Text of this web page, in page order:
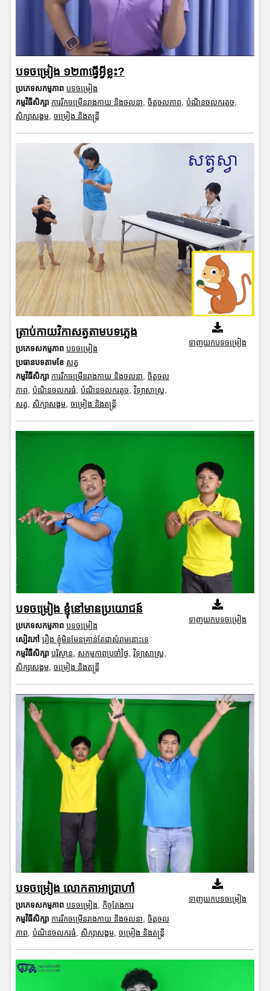
បទចម្រៀង ១២៣ធ្វើអ្វីខ្លះ?
ប្រភេទសកម្មភាព បទចម្រៀង
កម្មវិធីសិក្សា ការរីកចម្រើនរាងកាយ និងចលនា, ចិត្តចលភាព, បំណិនចលករតូច,
សិក្សាសង្គម, ចម្រៀង និងតន្ត្រី
ត្រាប់កាយវិកាសត្វតាមបទភ្លេង
ប្រភេទសកម្មភាព បទចម្រៀង
ប្រធានបទតាមខែ សត្វ
កម្មវិធីសិក្សា ការរីកចម្រើនរាងកាយ និងចលនា, ចិត្តចល
ភាព, បំណិនចលករធំ, បំណិនចលករតូច, វិទ្យាសាស្រ្ត,
សត្វ, សិក្សាសង្គម, ចម្រៀង និងតន្ត្រី
ទាញយកបទចម្រៀង
បទចម្រៀង ខ្ញុំនៅមានប្រយោជន៍
ប្រភេទសកម្មភាព បទចម្រៀង
សៀវភៅ រឿង ខ្ញុំមិនមែនគ្រាន់តែជាសំរាមនោះទេ
កម្មវិធីសិក្សា បរិស្ថាន សកម្មភាពប្រចាំថ្ងៃ វិទ្យាសាស្រ្ត
សិក្សាសង្គម, ចម្រៀង និងតន្ត្រី
ទាញយកបទចម្រៀង
បទចម្រៀង លោកតាអាប្រាហាំ
ប្រភេទសកម្មភាព បទចម្រៀង
កិច្ចតែងការ
កម្មវិធីសិក្សា ការរីកចម្រើនរាងកាយ និងចលនា ចិត្តចល
ភាព បំណិនចលករធំ សិក្សាសង្គម, ចម្រៀង និងតន្ត្រី
ទាញយកបទចម្រៀង